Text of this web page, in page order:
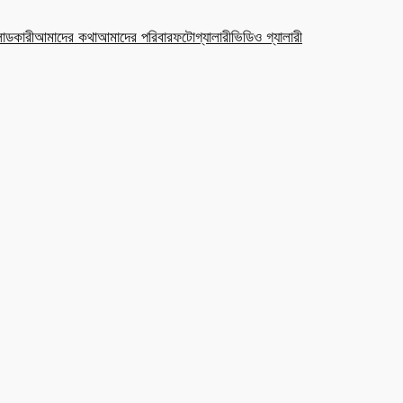
আমাদের কথাআমাদের পরিবারফটোগ্যালারীভিডিও গ্যালারী